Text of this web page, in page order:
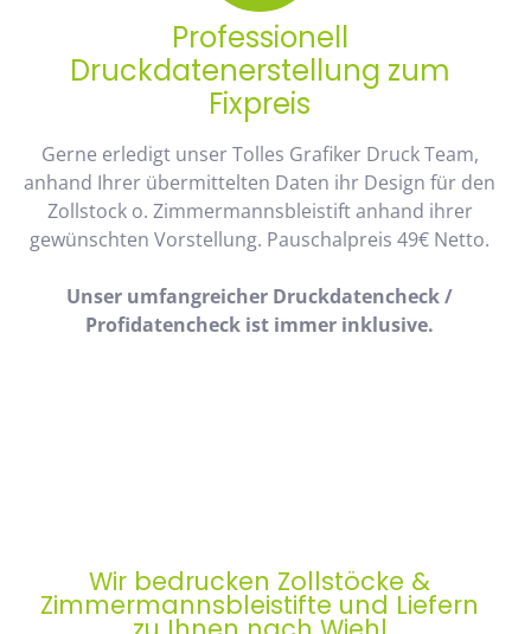
Professionell
Druckdatenerstellung zum
Fixpreis
Gerne erledigt unser Tolles Grafiker Druck Team,
anhand Ihrer übermittelten Daten ihr Design für den
Zollstock o. Zimmermannsbleistift anhand ihrer
gewünschten Vorstellung. Pauschalpreis 49€ Netto.
Unser umfangreicher Druckdatencheck /
Profidatencheck ist immer inklusive.
Wir bedrucken Zollstöcke &
Zimmermannsbleistifte und Liefern